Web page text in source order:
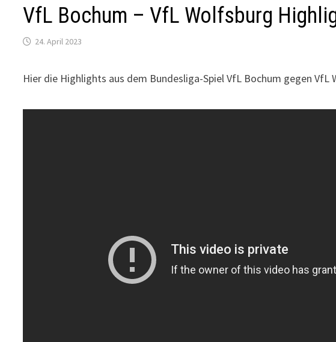
VfL Bochum – VfL Wolfsburg
24. April 2023
Hier die Highlights aus dem Bundesliga-Spiel VfL Bochum gegen VfL